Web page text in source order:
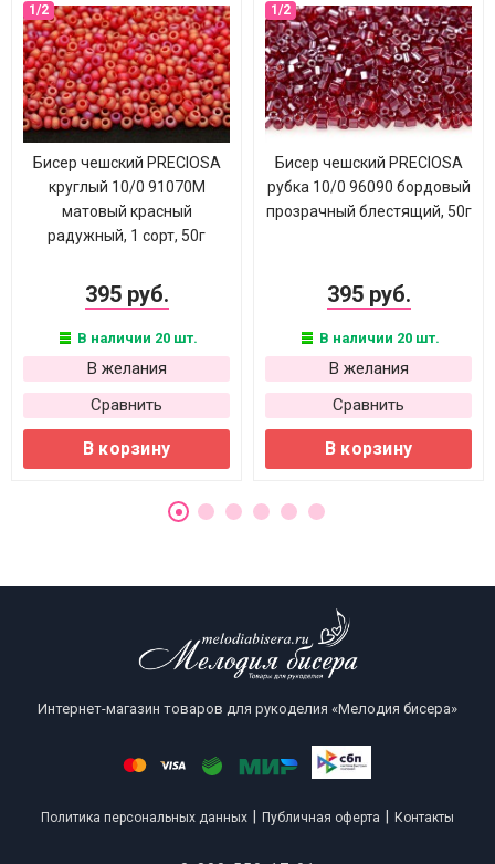
Бисер чешский PRECIOSA
круглый 10/0 91070М
матовый красный
радужный, 1 сорт, 50г
395 руб.
В наличии 20 шт.
В желания
Сравнить
В корзину
Бисер чешский PRECIOSA
рубка 10/0 96090 бордовый
прозрачный блестящий, 50г
395 руб.
В наличии 20 шт.
В желания
Сравнить
В корзину
Интернет-магазин товаров для рукоделия «Мелодия бисера»
Политика персональных данных Публичная оферта Контакты